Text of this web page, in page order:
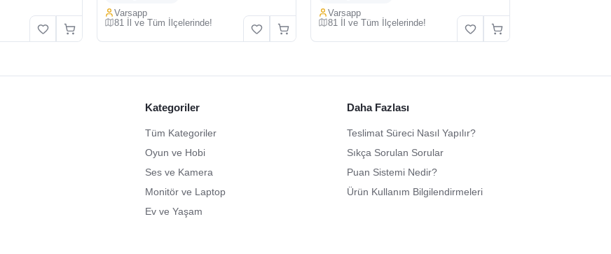
Varsapp
81 İl ve Tüm İlçelerinde!
Varsapp
81 İl ve Tüm İlçelerinde!
Kategoriler
Tüm Kategoriler
Oyun ve Hobi
Ses ve Kamera
Monitör ve Laptop
Ev ve Yaşam
Daha Fazlası
Teslimat Süreci Nasıl Yapılır?
Sıkça Sorulan Sorular
Puan Sistemi Nedir?
Ürün Kullanım Bilgilendirmeleri